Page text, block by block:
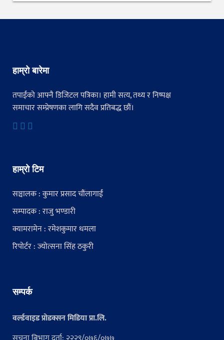
हाम्रो बारेमा
तपाईंको आफ्नै डिजिटल पत्रिका। हामी सत्य, तथ्य र निष्पक्ष
समाचार सम्प्रेषणका लागि सदैव प्रतिबद्ध छौं।
हाम्रो टिम
सञ्चालक : कुमार प्रसाद चौंलागाईं
सम्पादक : राजु भण्डारी
क्यामरामेन : रमेशकुमार धमला
रिपोर्टर : ज्योत्सना सिंह ठकुरी
सम्पर्क
वर्ल्डवाइड प्रोडक्सन मिडिया प्रा.लि.